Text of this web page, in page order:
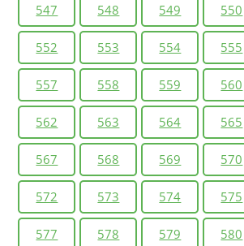
547 548 549 550
552 553 554 555
557 558 559 560
562 563 564 565
567 568 569 570
572 573 574 575
577 578 579 580